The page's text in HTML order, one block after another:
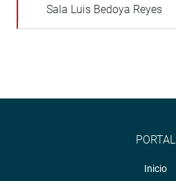
Sala Luis Bedoya Reyes
PORTAL
Inicio